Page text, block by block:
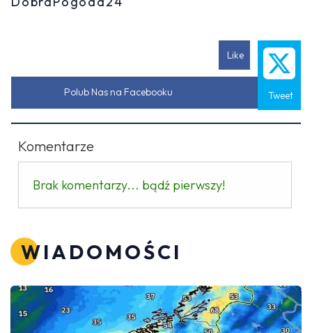
Like
Tweet
Polub Nas na Facebooku
Komentarze
Brak komentarzy... bądź pierwszy!
WIADOMOŚCI